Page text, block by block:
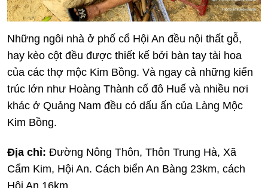
Những ngôi nhà ở phố cổ Hội An đều nội thất gỗ,
hay kèo cột đều được thiết kế bởi bàn tay tài hoa
của các thợ mộc Kim Bồng. Và ngay cả những kiến
trúc lớn như Hoàng Thành cố đô Huế và nhiều nơi
khác ở Quảng Nam đều có dấu ấn của Làng Mộc
Kim Bồng.
Địa chỉ: Đường Nông Thôn, Thôn Trung Hà, Xã
Cẩm Kim, Hội An. Cách biển An Bàng 23km, cách
Hội An 16km